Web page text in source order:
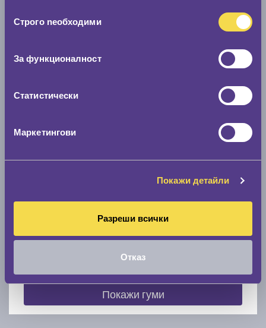
наСтрого nеобходими
За функционалност
Статистически
Маркетингови
Покажи детайли
Разреши всички
Отказ
Намери гуми с новия размер
Модел
Покажи гуми